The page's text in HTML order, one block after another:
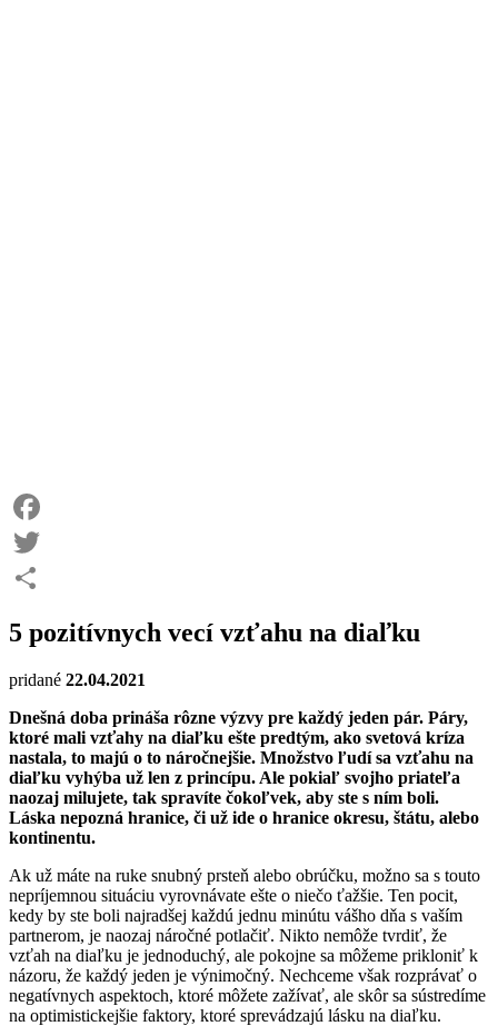
Facebook
Twitter
5 pozitívnych vecí vzťahu na diaľku
pridané 22.04.2021
Dnešná doba prináša rôzne výzvy pre každý jeden pár. Páry,
ktoré mali vzťahy na diaľku ešte predtým, ako svetová kríza
nastala, to majú o to náročnejšie. Množstvo ľudí sa vzťahu na
diaľku vyhýba už len z princípu. Ale pokiaľ svojho priateľa
naozaj milujete, tak spravíte čokoľvek, aby ste s ním boli.
Láska nepozná hranice, či už ide o hranice okresu, štátu, alebo
kontinentu.
Ak už máte na ruke snubný prsteň alebo obrúčku, možno sa s touto
nepríjemnou situáciu vyrovnávate ešte o niečo ťažšie. Ten pocit,
kedy by ste boli najradšej každú jednu minútu vášho dňa s vaším
partnerom, je naozaj náročné potlačiť. Nikto nemôže tvrdiť, že
vzťah na diaľku je jednoduchý, ale pokojne sa môžeme prikloniť k
názoru, že každý jeden je výnimočný. Nechceme však rozprávať o
negatívnych aspektoch, ktoré môžete zažívať, ale skôr sa sústredíme
na optimistickejšie faktory, ktoré sprevádzajú lásku na diaľku.